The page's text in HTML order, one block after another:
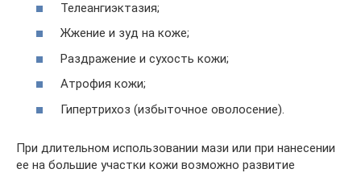
Телеангиэктазия;
Жжение и зуд на коже;
Раздражение и сухость кожи;
Атрофия кожи;
Гипертрихоз (избыточное оволосение).
При длительном использовании мази или при нанесении
ее на большие участки кожи возможно развитие